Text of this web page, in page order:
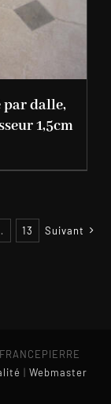
par dalle,
1,5cm
13 Suivant
| Webmaster